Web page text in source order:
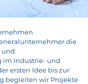
die
und
im Industrie- und
ersten Idee bis zur
begleiten wir Projekte